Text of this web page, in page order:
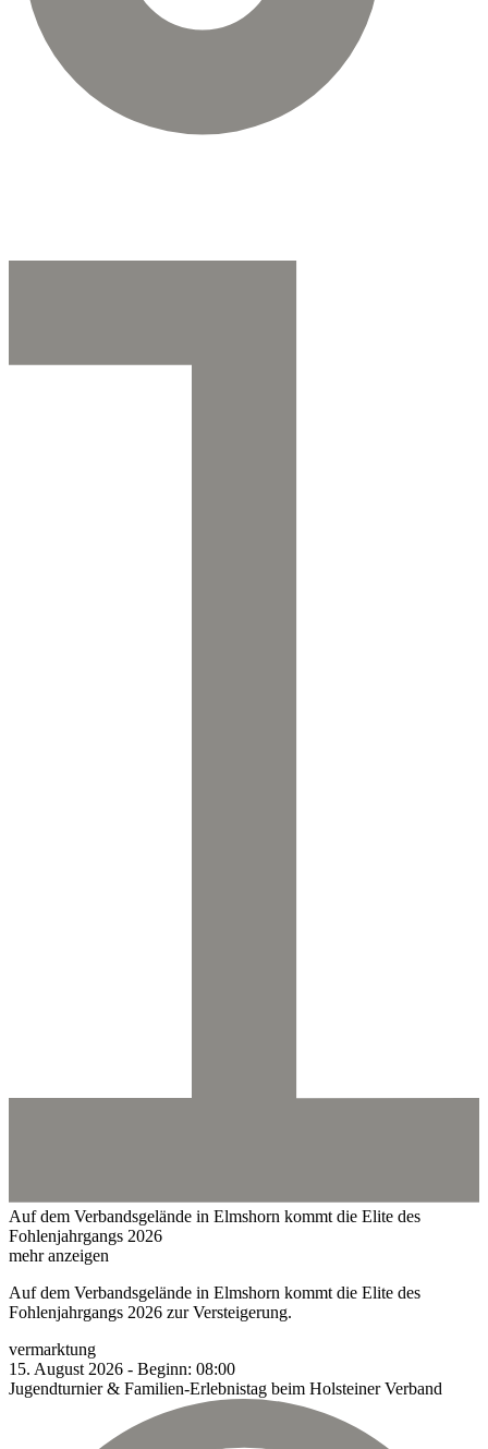
Auf dem Verbandsgelände in Elmshorn kommt die Elite des
Fohlenjahrgangs 2026
mehr anzeigen
Auf dem Verbandsgelände in Elmshorn kommt die Elite des
Fohlenjahrgangs 2026 zur Versteigerung.
vermarktung
15. August 2026 - Beginn: 08:00
Jugendturnier & Familien-Erlebnistag beim Holsteiner Verband